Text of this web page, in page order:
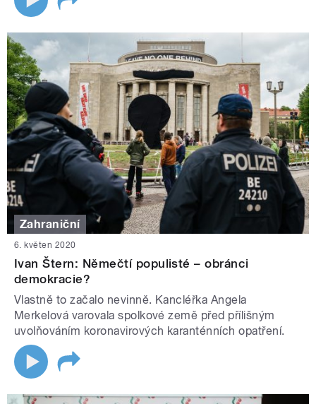
Zahraniční
6. květen 2020
Ivan Štern: Němečtí populisté – obránci
demokracie?
Vlastně to začalo nevinně. Kancléřka Angela
Merkelová varovala spolkové země před přílišným
uvolňováním koronavirových karanténních opatření.